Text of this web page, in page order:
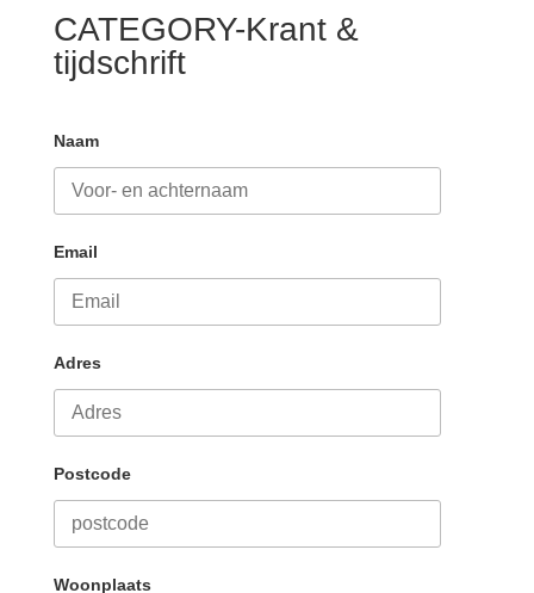
CATEGORY-Krant &
tijdschrift
Naam
Email
Adres
Postcode
Woonplaats